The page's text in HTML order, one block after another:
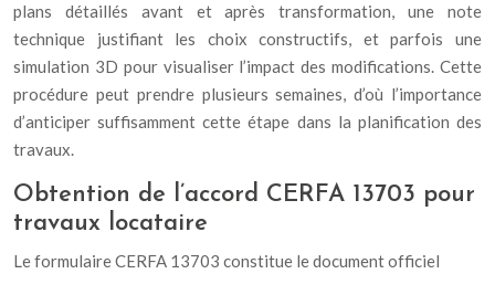
plans détaillés avant et après transformation, une note
technique justifiant les choix constructifs, et parfois une
simulation 3D pour visualiser l’impact des modifications. Cette
procédure peut prendre plusieurs semaines, d’où l’importance
d’anticiper suffisamment cette étape dans la planification des
travaux.
Obtention de l’accord CERFA 13703 pour
travaux locataire
Le formulaire CERFA 13703 constitue le document officiel